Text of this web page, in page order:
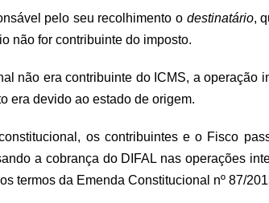
pelo seu recolhimento o destinatário,
não for contribuinte do imposto.
não era contribuinte do ICMS, a operação
era devido ao estado de origem.
os contribuintes e o Fisco
a cobrança do DIFAL nas operações
termos da Emenda Constitucional nº 87/